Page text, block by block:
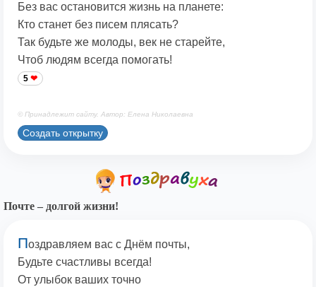
Без вас остановится жизнь на планете:
Кто станет без писем плясать?
Так будьте же молоды, век не старейте,
Чтоб людям всегда помогать!
5
© Принадлежит сайту. Автор: Елена Николаевна
Создать открытку
Почте – долгой жизни!
Поздравляем вас с Днём почты,
Будьте счастливы всегда!
От улыбок ваших точно